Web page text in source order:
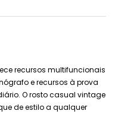
recursos multifuncionais
e recursos à prova
O rosto casual vintage
de estilo a qualquer